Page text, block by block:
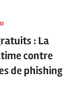
: La
contre
de phishing